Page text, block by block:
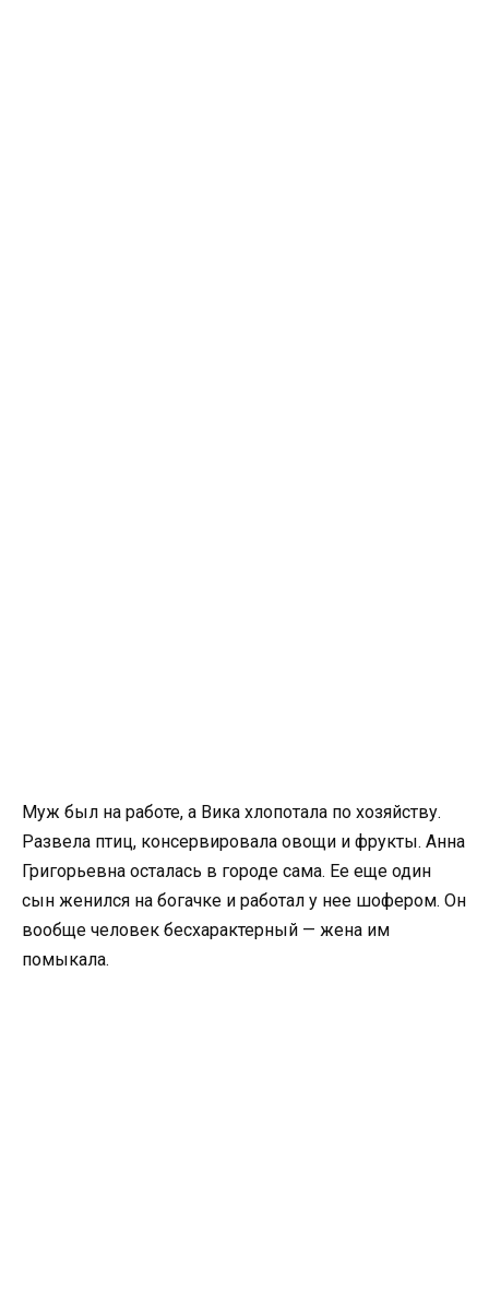
Муж был на работе, а Вика хлопотала по хозяйству.
Развела птиц, консервировала овощи и фрукты. Анна
Григорьевна осталась в городе сама. Ее еще один
сын женился на богачке и работал у нее шофером. Он
вообще человек бесхарактерный — жена им
помыкала.